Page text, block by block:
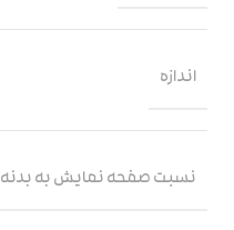
اندازه
نسبت صفحه‌ نمایش به بدنه